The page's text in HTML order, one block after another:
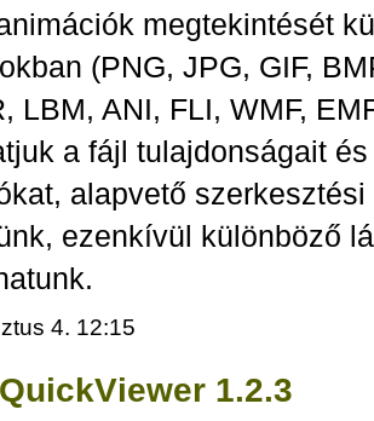
megtekintését
(PNG, JPG, GIF,
LBM, ANI, FLI, WMF,
a fájl tulajdonságait
alapvető
ezenkívül különböző
4. 12:15
QuickViewer 1.2.3